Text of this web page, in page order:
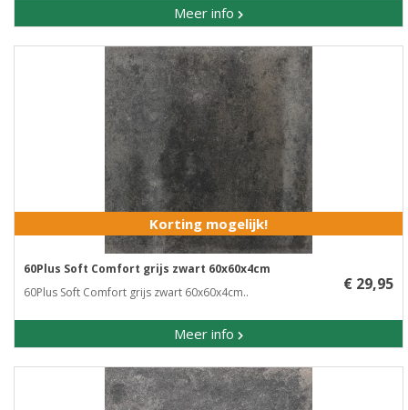
Meer info
Korting mogelijk!
60Plus Soft Comfort grijs zwart 60x60x4cm
60Plus Soft Comfort grijs zwart 60x60x4cm..
Meer info
€ 29,95